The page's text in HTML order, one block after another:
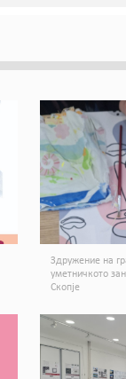
Здружение на
уметничкото
Скопје